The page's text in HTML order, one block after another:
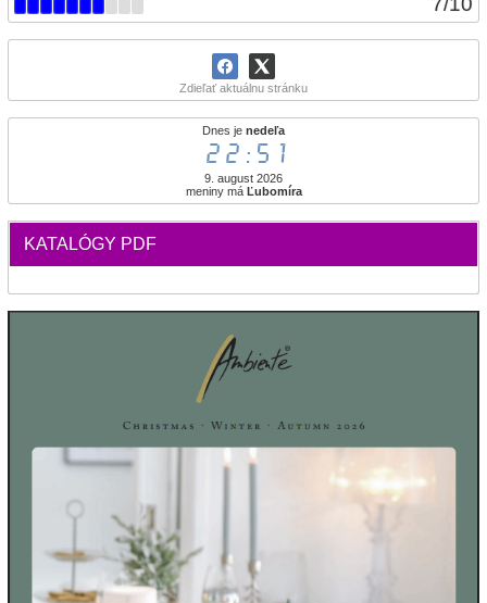
Zdieľať aktuálnu stránku
Dnes je nedeľa
22:51
9. august 2026
meniny má Ľubomíra
KATALÓGY PDF